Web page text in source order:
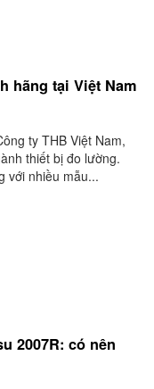
hãng tại Việt Nam
ty THB Việt Nam,
thiết bị đo lường.
với nhiều mẫu...
2007R: có nên